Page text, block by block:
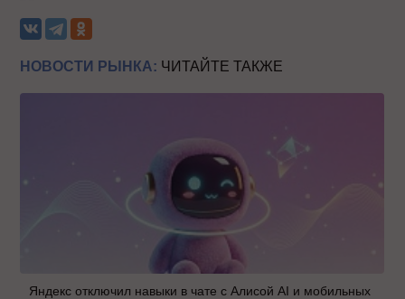
НОВОСТИ РЫНКА: ЧИТАЙТЕ ТАКЖЕ
Яндекс отключил навыки в чате с Алисой AI и мобильных